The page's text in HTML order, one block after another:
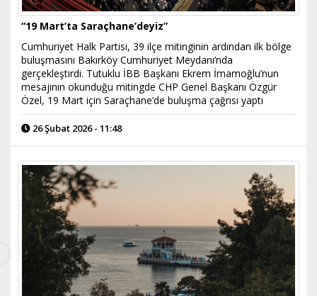
“19 Mart’ta Saraçhane’deyiz”
Cumhuriyet Halk Partisi, 39 ilçe mitinginin ardından ilk bölge
buluşmasını Bakırköy Cumhuriyet Meydanı’nda
gerçekleştirdi. Tutuklu İBB Başkanı Ekrem İmamoğlu’nun
mesajının okunduğu mitingde CHP Genel Başkanı Özgür
Özel, 19 Mart için Saraçhane’de buluşma çağrısı yaptı
26 Şubat 2026 - 11:48